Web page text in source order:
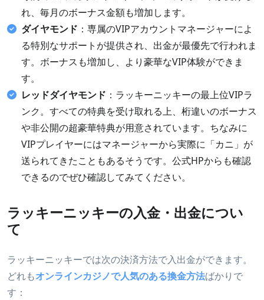
れ、毎月のボーナス金額も増加します。
ダイヤモンド ：専属のVIPアカウントマネージャーによ
る特別なサポートが提供され、出金が最優先で行われま
す。ボーナスも増加し、より豪華なVIP体験ができま
す。
レッドダイヤモンド ：ラッキーニッキーの最上位VIPラ
ンク。すべての特典を受け取れる上、桁違いのボーナス
や非公開の超豪華特典が用意されています。ちなみに
VIPプレイヤーにはマネージャーから実際に「カニ」が
送られてきたこともあるそうです。公式HPからも確認
できるのでぜひ確認してみてください。
ラッキーニッキーの入金・出金につい
て
ラッキーニッキーでは次の決済方法で入出金ができます。
どれもオンラインカジノで人気のある換金方法ばかりで
す：